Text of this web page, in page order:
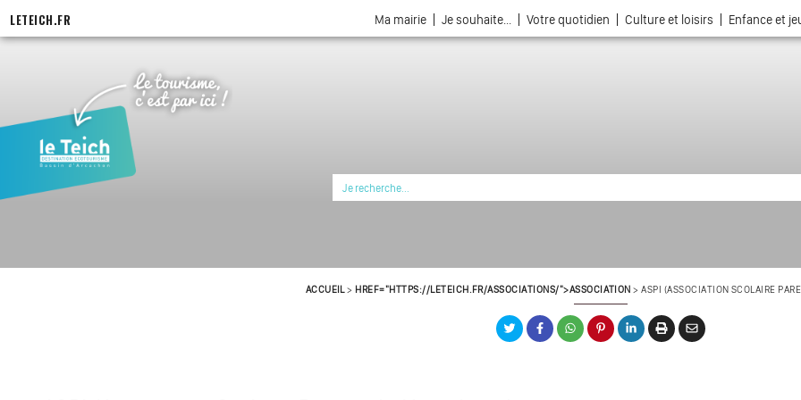
au
LETEICH.FR Ma mairie Je souhaite... Votre quotidien Culture et loisirs Enfance et
ACCUEIL> HREF="HTTPS://LETEICH.FR/ASSOCIATIONS/">ASSOCIATION >ASPI (ASSOCIATION SCOLAIRE